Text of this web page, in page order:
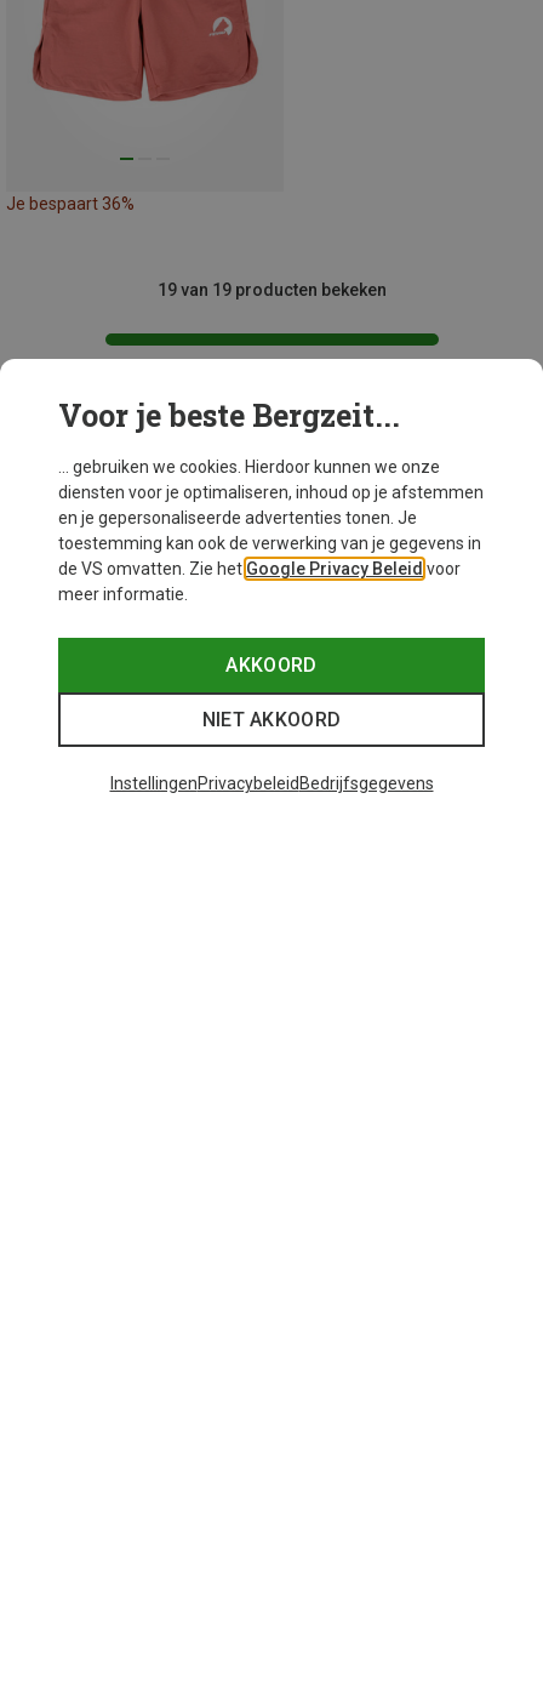
Je bespaart 36%
19 van 19 producten bekeken
Mogelijk interessant voor je
Voor je beste Bergzeit...
... gebruiken we cookies. Hierdoor kunnen we onze
diensten voor je optimaliseren, inhoud op je afstemmen
en je gepersonaliseerde advertenties tonen. Je
toestemming kan ook de verwerking van je gegevens in
de VS omvatten. Zie het Google Privacy Beleid voor
meer informatie.
AKKOORD
NIET AKKOORD
InstellingenPrivacybeleid Bedrijfsgegevens